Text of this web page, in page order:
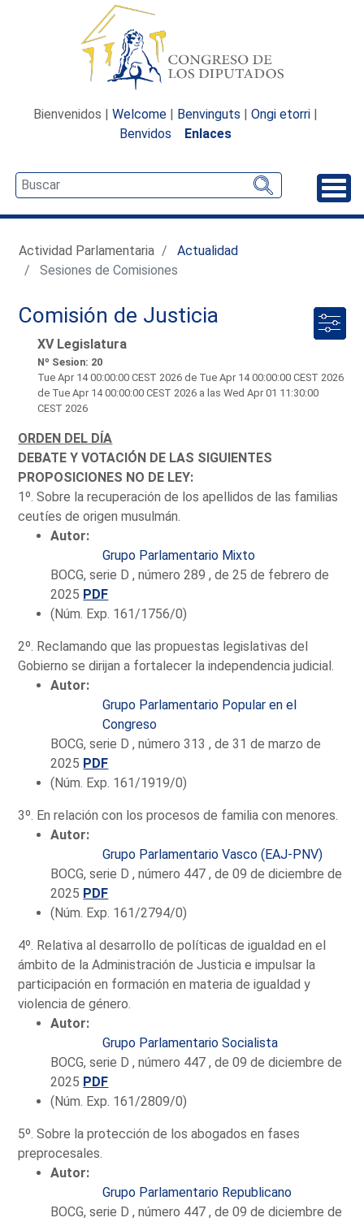
Bienvenidos | Welcome | Benvinguts | Ongi etorri |
Benvidos
Enlaces
Actividad Parlamentaria
Actualidad
Sesiones de Comisiones
Comisión de Justicia
XV Legislatura
Nº Sesion: 20
Tue Apr 14 00:00:00 CEST 2026 de Tue Apr 14 00:00:00 CEST 2026
de Tue Apr 14 00:00:00 CEST 2026 a las Wed Apr 01 11:30:00
CEST 2026
ORDEN DEL DÍA
DEBATE Y VOTACIÓN DE LAS SIGUIENTES
PROPOSICIONES NO DE LEY:
1º. Sobre la recuperación de los apellidos de las familias
ceutíes de origen musulmán.
Autor:
Grupo Parlamentario Mixto
BOCG, serie D , número 289 , de 25 de febrero de
2025 PDF
(Núm. Exp. 161/1756/0)
2º. Reclamando que las propuestas legislativas del
Gobierno se dirijan a fortalecer la independencia judicial.
Autor:
Grupo Parlamentario Popular en el
Congreso
BOCG, serie D , número 313 , de 31 de marzo de
2025 PDF
(Núm. Exp. 161/1919/0)
3º. En relación con los procesos de familia con menores.
Autor:
Grupo Parlamentario Vasco (EAJ-PNV)
BOCG, serie D , número 447 , de 09 de diciembre de
2025 PDF
(Núm. Exp. 161/2794/0)
4º. Relativa al desarrollo de políticas de igualdad en el
ámbito de la Administración de Justicia e impulsar la
participación en formación en materia de igualdad y
violencia de género.
Autor:
Grupo Parlamentario Socialista
BOCG, serie D , número 447 , de 09 de diciembre de
2025 PDF
(Núm. Exp. 161/2809/0)
5º. Sobre la protección de los abogados en fases
preprocesales.
Autor:
Grupo Parlamentario Republicano
BOCG, serie D , número 447 , de 09 de diciembre de